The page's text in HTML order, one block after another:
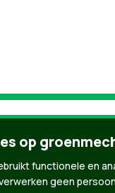
op
functionele en
geen